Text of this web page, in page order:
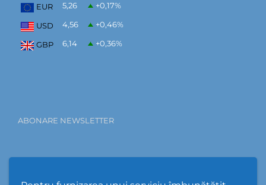
EUR
5,26 +0,17%
USD 4,56 +0,46%
GBP 6,14 +0,36%
ABONARE NEWSLETTER